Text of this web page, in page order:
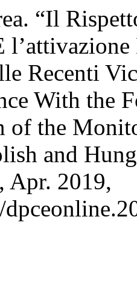
“Il
Recenti
With the
of the
and
Apr. 2019,